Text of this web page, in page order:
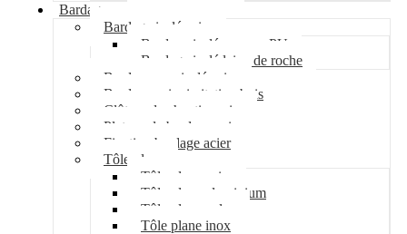
Bardage
Bardage isolé acier
Bardage isolé mousse PU
Bardage isolé laine de roche
Bardage non isolé acier
Bardage acier imitation bois
Clôture de chantier acier
Plateau de bardage acier
Fixation bardage acier
Tôle plane
Tôle plane acier
Tôle plane aluminium
Tôle plane galva
Tôle plane inox